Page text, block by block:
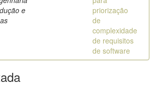
e
priorização
de
complexidade
de requisitos
de software